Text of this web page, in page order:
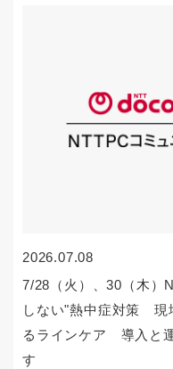
2026.07.08
7/28（火）、30（木）
しない"熱中症対策 現
るラインケア 導入と
す